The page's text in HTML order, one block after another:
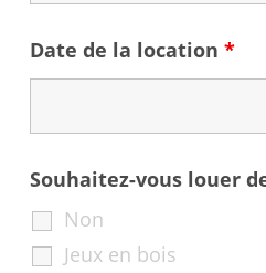
Date de la location*
Souhaitez-vous louer
Non
Jeux en bois